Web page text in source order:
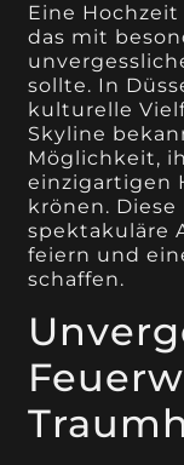
Eine
das mit
sollte. In
kulturelle
Skyline
Möglichkeit,
einzigartigen
krönen.
spektakuläre
feiern und
schaffen.